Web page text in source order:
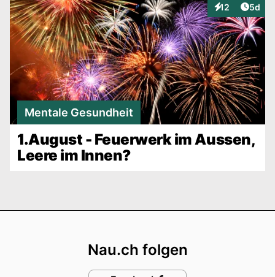
12
Interaktionen
5d
Mentale Gesundheit
1.August - Feuerwerk im Aussen,
Leere im Innen?
Nau.ch folgen